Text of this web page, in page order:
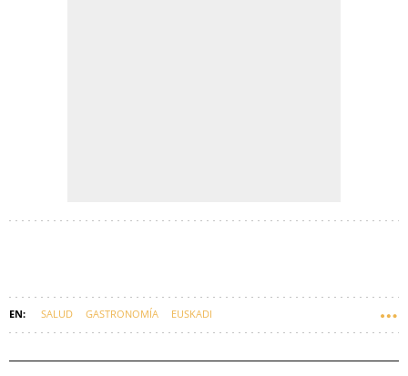
SALUD GASTRONOMÍA EUSKADI